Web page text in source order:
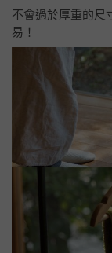
不會過於厚重的尺
易！